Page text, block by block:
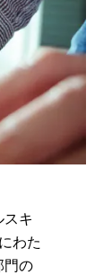
キ
わた
門の